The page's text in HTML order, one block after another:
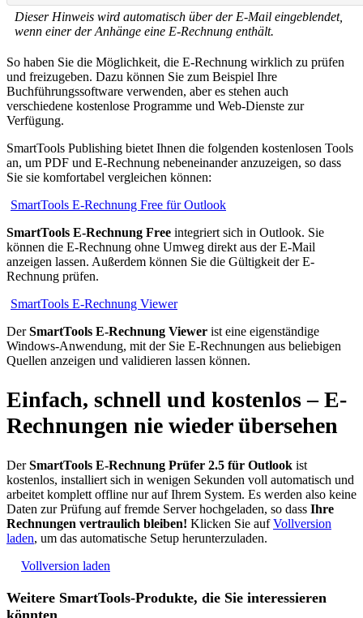
Dieser Hinweis wird automatisch über der E-Mail eingeblendet,
wenn einer der Anhänge eine E-Rechnung enthält.
So haben Sie die Möglichkeit, die E-Rechnung wirklich zu prüfen
und freizugeben. Dazu können Sie zum Beispiel Ihre
Buchführungssoftware verwenden, aber es stehen auch
verschiedene kostenlose Programme und Web-Dienste zur
Verfügung.
SmartTools Publishing bietet Ihnen die folgenden kostenlosen Tools
an, um PDF und E-Rechnung nebeneinander anzuzeigen, so dass
Sie sie komfortabel vergleichen können:
SmartTools E-Rechnung Free für Outlook
SmartTools E-Rechnung Free integriert sich in Outlook. Sie
können die E-Rechnung ohne Umweg direkt aus der E-Mail
anzeigen lassen. Außerdem können Sie die Gültigkeit der E-
Rechnung prüfen.
SmartTools E-Rechnung Viewer
DerSmartTools E-Rechnung Viewer ist eine eigenständige
Windows-Anwendung, mit der Sie E-Rechnungen aus beliebigen
Quellen anzeigen und validieren lassen können.
Einfach, schnell und kostenlos – E-
Rechnungen nie wieder übersehen
DerSmartTools E-Rechnung Prüfer 2.5 für Outlook ist
kostenlos, installiert sich in wenigen Sekunden voll automatisch und
arbeitet komplett offline nur auf Ihrem System. Es werden also keine
Daten zur Prüfung auf fremde Server hochgeladen, so dass Ihre
Rechnungen vertraulich bleiben! Klicken Sie aufVollversion
laden, um das automatische Setup herunterzuladen.
Vollversion laden
Weitere SmartTools-Produkte, die Sie interessieren
könnten